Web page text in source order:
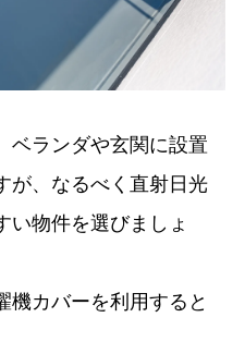
ベランダや玄関に設置
が、なるべく直射日光
い物件を選びましょ
機カバーを利用すると